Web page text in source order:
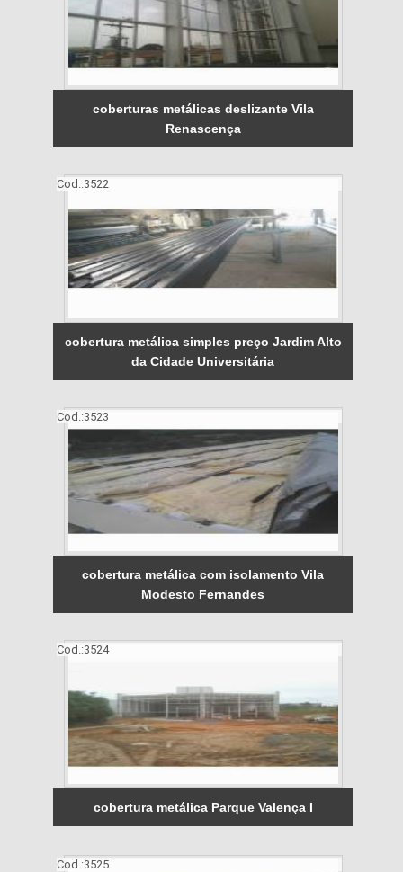
coberturas metálicas deslizante Vila
Renascença
Cod.:3522
cobertura metálica simples preço Jardim Alto
da Cidade Universitária
Cod.:3523
cobertura metálica com isolamento Vila
Modesto Fernandes
Cod.:3524
cobertura metálica Parque Valença I
Cod.:3525